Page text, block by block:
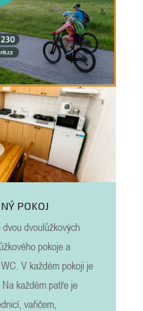
POKOJ
dvoulůžkových
pokoje a
V každém pokoji je
každém patře je
vařičem,